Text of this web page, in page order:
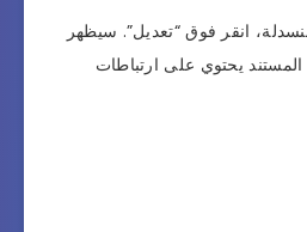
انقر فوق “تعديل”. سيظهر
يحتوي على ارتباطات